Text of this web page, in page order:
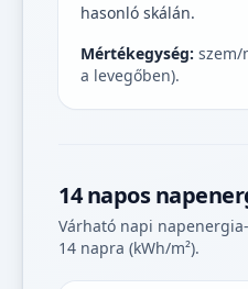
hasonló skálán.
Mértékegység: szem/
a levegőben).
14 napos
Várható napi
14 napra (kWh/m²).